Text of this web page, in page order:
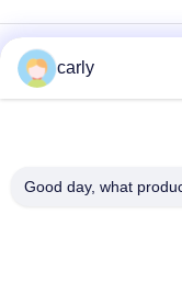
Taglierine dello
scarificatore
carly
Good day, what